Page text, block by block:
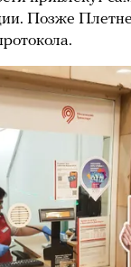
Позже